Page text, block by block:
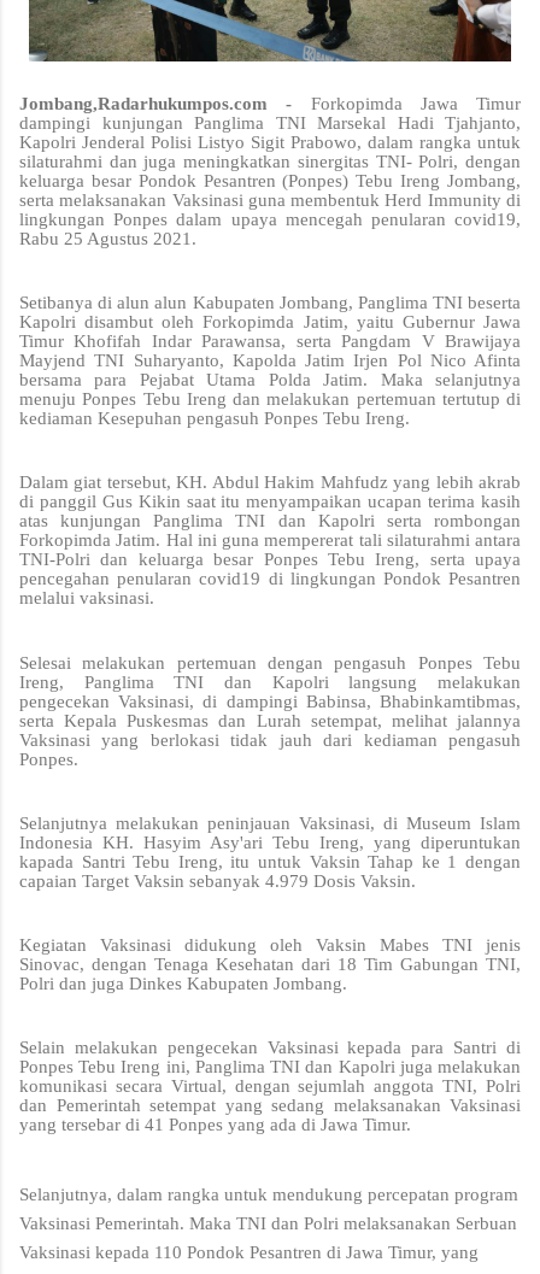
Jombang,Radarhukumpos.com - Forkopimda Jawa Timur
dampingi kunjungan Panglima TNI Marsekal Hadi Tjahjanto,
Kapolri Jenderal Polisi Listyo Sigit Prabowo, dalam rangka untuk
silaturahmi dan juga meningkatkan sinergitas TNI- Polri, dengan
keluarga besar Pondok Pesantren (Ponpes) Tebu Ireng Jombang,
serta melaksanakan Vaksinasi guna membentuk Herd Immunity di
lingkungan Ponpes dalam upaya mencegah penularan covid19,
Rabu 25 Agustus 2021.
Setibanya di alun alun Kabupaten Jombang, Panglima TNI beserta
Kapolri disambut oleh Forkopimda Jatim, yaitu Gubernur Jawa
Timur Khofifah Indar Parawansa, serta Pangdam V Brawijaya
Mayjend TNI Suharyanto, Kapolda Jatim Irjen Pol Nico Afinta
bersama para Pejabat Utama Polda Jatim. Maka selanjutnya
menuju Ponpes Tebu Ireng dan melakukan pertemuan tertutup di
kediaman Kesepuhan pengasuh Ponpes Tebu Ireng.
Dalam giat tersebut, KH. Abdul Hakim Mahfudz yang lebih akrab
di panggil Gus Kikin saat itu menyampaikan ucapan terima kasih
atas kunjungan Panglima TNI dan Kapolri serta rombongan
Forkopimda Jatim. Hal ini guna mempererat tali silaturahmi antara
TNI-Polri dan keluarga besar Ponpes Tebu Ireng, serta upaya
pencegahan penularan covid19 di lingkungan Pondok Pesantren
melalui vaksinasi.
Selesai melakukan pertemuan dengan pengasuh Ponpes Tebu
Ireng, Panglima TNI dan Kapolri langsung melakukan
pengecekan Vaksinasi, di dampingi Babinsa, Bhabinkamtibmas,
serta Kepala Puskesmas dan Lurah setempat, melihat jalannya
Vaksinasi yang berlokasi tidak jauh dari kediaman pengasuh
Ponpes.
Selanjutnya melakukan peninjauan Vaksinasi, di Museum Islam
Indonesia KH. Hasyim Asy'ari Tebu Ireng, yang diperuntukan
kapada Santri Tebu Ireng, itu untuk Vaksin Tahap ke 1 dengan
capaian Target Vaksin sebanyak 4.979 Dosis Vaksin.
Kegiatan Vaksinasi didukung oleh Vaksin Mabes TNI jenis
Sinovac, dengan Tenaga Kesehatan dari 18 Tim Gabungan TNI,
Polri dan juga Dinkes Kabupaten Jombang.
Selain melakukan pengecekan Vaksinasi kepada para Santri di
Ponpes Tebu Ireng ini, Panglima TNI dan Kapolri juga melakukan
komunikasi secara Virtual, dengan sejumlah anggota TNI, Polri
dan Pemerintah setempat yang sedang melaksanakan Vaksinasi
yang tersebar di 41 Ponpes yang ada di Jawa Timur.
Selanjutnya, dalam rangka untuk mendukung percepatan program
Vaksinasi Pemerintah. Maka TNI dan Polri melaksanakan Serbuan
Vaksinasi kepada 110 Pondok Pesantren di Jawa Timur, yang